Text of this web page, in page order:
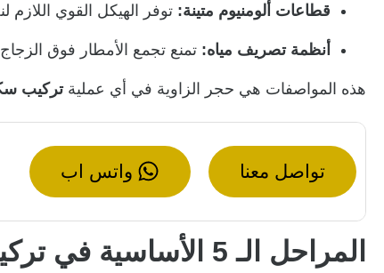
قطاعات ألومنيوم متينة: توفر الهيكل القوي اللازم
أنظمة تصريف مياه: تمنع تجمع الأمطار فوق
هذه المواصفات هي حجر الزاوية في أي عمليةتركيب
تواصل معنا واتس اب
المراحل الـ 5 الأساسية في تركيب سكاي لايت